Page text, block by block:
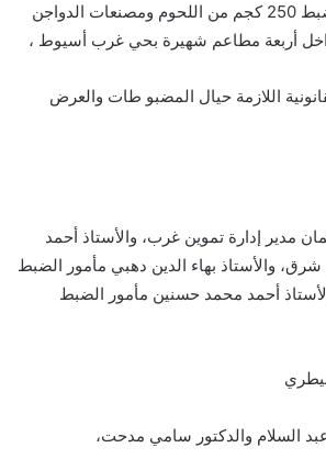
وأسفرت الحملة عن ضبط 250 كجم من اللحوم ومصنعات الدواجن
أربعة مطاعم شهيرة بحي غرب أسيوط ،
اللازمة حيال المضبو طات والعرض
مدير إدارة تموين غرب، والأستاذ أحمد
والأستاذ بهاء الدين دهبي مأمور الضبط
أحمد محمد حسنين مأمور الضبط
السلام والدكتور سامي مدحت،